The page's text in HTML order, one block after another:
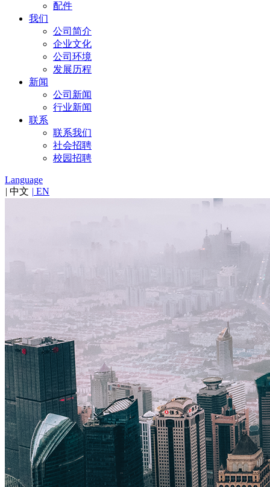
配件
我们
公司简介
企业文化
公司环境
发展历程
新闻
公司新闻
行业新闻
联系
联系我们
社会招聘
校园招聘
Language
| 中文 | EN